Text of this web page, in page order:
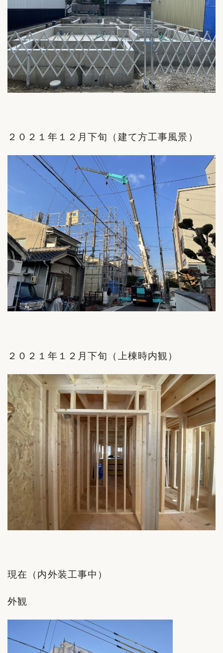
２０２１年１２月下旬（建て方工事風景）
２０２１年１２月下旬（上棟時内観）
現在（内外装工事中）
外観